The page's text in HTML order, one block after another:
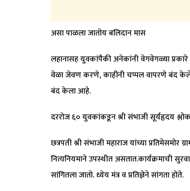
असा पाळला जातोय बलिदान मास
लहानासह युवकांपैकी अनेकांनी वेगवेगळ्या
वेळा जेवण करणे, काहींनी चप्पल वापरणे बंद केले,
बंद केला आहे.
दररोज ६० युवकांकडून श्री संभाजी सूर्यहृदय
छत्रपती श्री संभाजी महाराज यांच्या
नित्यनियमाने उपस्थीत असतात.कार्यक्रमाची
सांगितला जातो. ध्येय मंत्र व प्रतिज्ञेने सांगता होते.